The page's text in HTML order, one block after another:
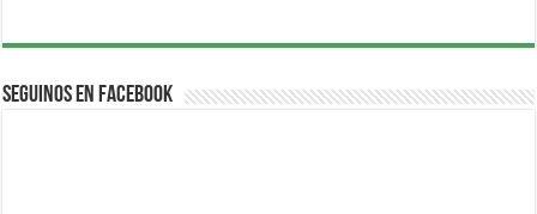
Seguinos en Facebook